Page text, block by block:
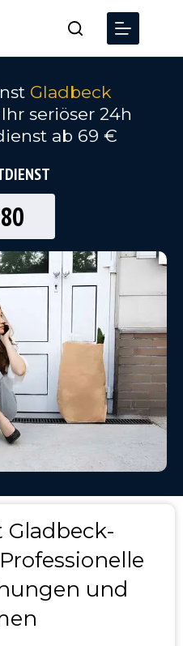
Gladbeck
seriöser 24h
ab 69 €
Gladbeck-
und